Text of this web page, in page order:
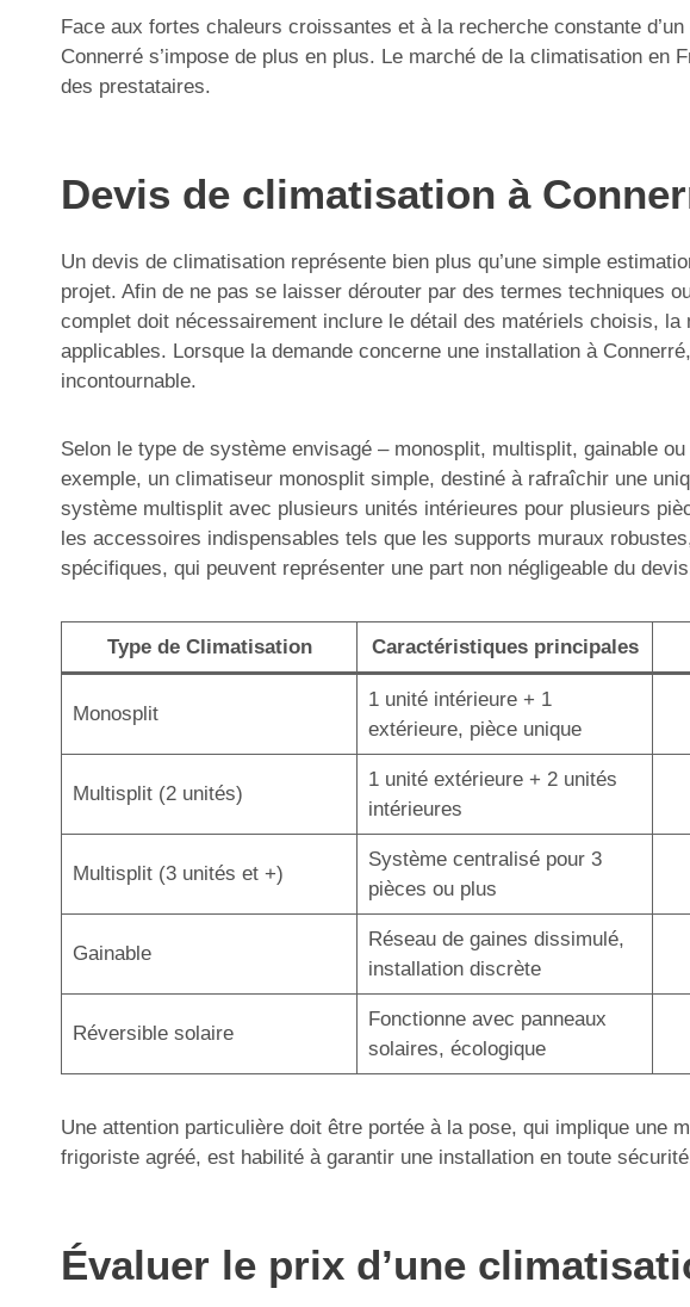
Face aux fortes chaleurs croissantes et à la recherche constante
Connerré s’impose de plus en plus. Le marché de la climatisation
des prestataires.
Devis de climatisation à
Un devis de climatisation représente bien plus qu’une simple
projet. Afin de ne pas se laisser dérouter par des termes techniques
complet doit nécessairement inclure le détail des matériels choisis,
applicables. Lorsque la demande concerne une installation à
incontournable.
Selon le type de système envisagé – monosplit, multisplit, gainable
exemple, un climatiseur monosplit simple, destiné à rafraîchir une
système multisplit avec plusieurs unités intérieures pour plusieurs
les accessoires indispensables tels que les supports muraux
spécifiques, qui peuvent représenter une part non négligeable du
Type de Climatisation Caractéristiques principales
Monosplit
1 unité intérieure + 1
extérieure, pièce unique
Multisplit (2 unités)
1 unité extérieure + 2 unités
intérieures
Multisplit (3 unités et +)
Système centralisé pour 3
pièces ou plus
Gainable
Réseau de gaines dissimulé,
installation discrète
Réversible solaire
Fonctionne avec panneaux
solaires, écologique
Une attention particulière doit être portée à la pose, qui implique une
frigoriste agréé, est habilité à garantir une installation en toute
Évaluer le prix d’une